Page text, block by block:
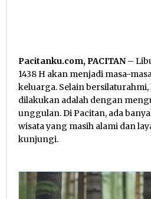
Pacitanku.com, PACITAN –
1438 H akan menjadi masa-
keluarga. Selain bersilaturahmi,
dilakukan adalah dengan
unggulan. Di Pacitan, ada
wisata yang masih alami dan
kunjungi.